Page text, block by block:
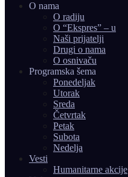
O nama
O radiju
O “Ekspres” – u
Naši prijatelji
Drugi o nama
O osnivaču
Programska šema
Ponedeljak
Utorak
Sreda
Četvrtak
Petak
Subota
Nedelja
Vesti
Humanitarne akcije